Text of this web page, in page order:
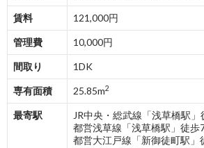
賃料 121,000円
管理費 10,000円
間取り 1DK
専有面積 25.85m2
最寄駅
JR中央・総武線「浅草橋駅」
都営浅草線「浅草橋駅」徒歩
都営大江戸線「新御徒町駅」